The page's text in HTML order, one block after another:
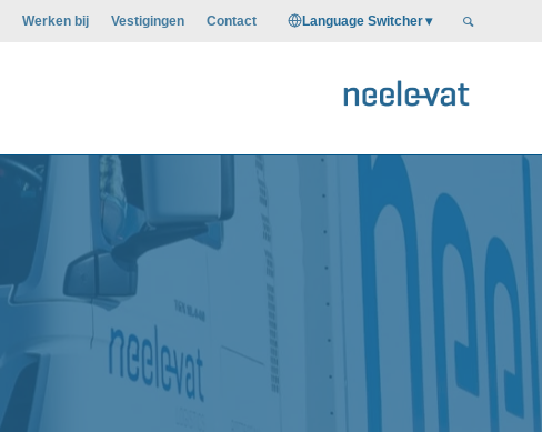
Werken bij Vestigingen Contact Language Switcher